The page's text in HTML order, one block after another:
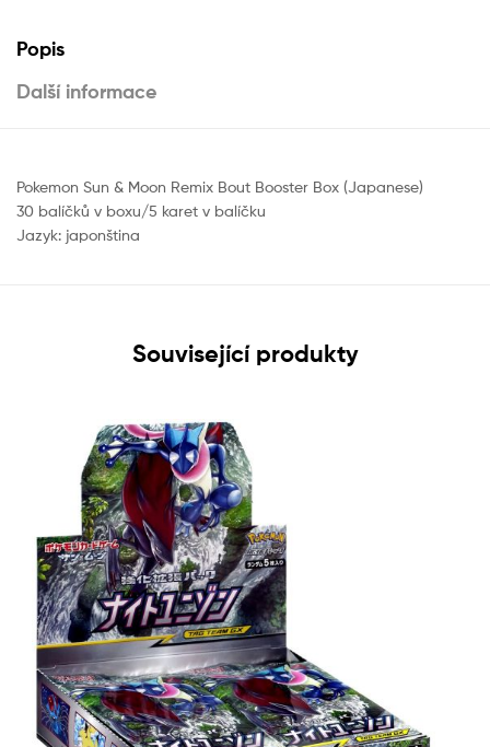
Popis
Další informace
Pokemon Sun & Moon Remix Bout Booster Box (Japanese)
30 balíčků v boxu/5 karet v balíčku
Jazyk: japonština
Související produkty